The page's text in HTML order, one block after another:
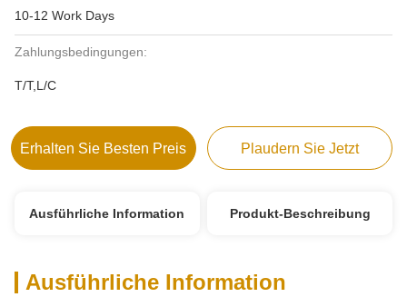
10-12 Work Days
Zahlungsbedingungen:
T/T,L/C
Erhalten Sie Besten Preis Plaudern Sie Jetzt
Ausführliche Information Produkt-Beschreibung
Ausführliche Information